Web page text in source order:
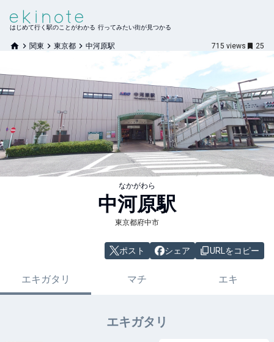
はじめて行く駅のことがわかる 行ってみたい街が見つかる
関東 東京都 中河原駅 715 views 25
なかがわら
中河原駅
東京都府中市
ポスト シェア URLをコピー
エキガタリ マチ エキ
エキガタリ